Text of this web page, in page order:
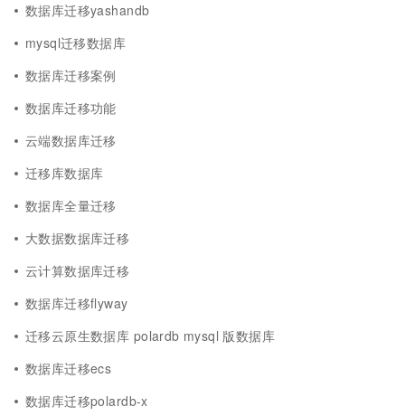
数据库迁移yashandb
mysql迁移数据库
数据库迁移案例
数据库迁移功能
云端数据库迁移
迁移库数据库
数据库全量迁移
大数据数据库迁移
云计算数据库迁移
数据库迁移flyway
迁移云原生数据库 polardb mysql 版数据库
数据库迁移ecs
数据库迁移polardb-x